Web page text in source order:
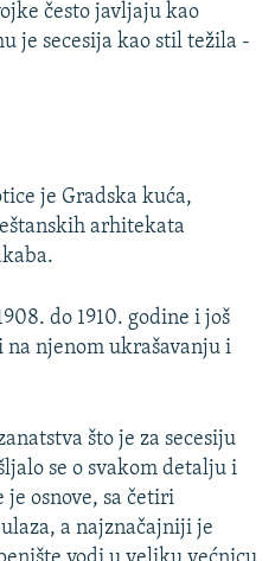
često javljaju kao
je secesija kao stil težila -
je Gradska kuća,
arhitekata
do 1910. godine i još
njenom ukrašavanju i
što je za secesiju
se o svakom detalju i
je osnove, sa četiri
a najznačajniji je